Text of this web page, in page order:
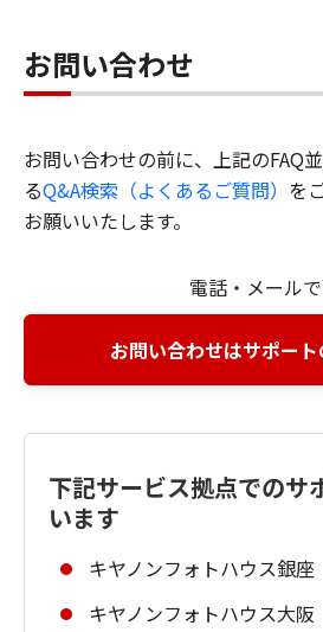
お問い合わせ
お問い合わせの前に、上記のFAQ
るQ&A検索（よくあるご質問） を
お願いいたします。
電話・メール
お問い合わせはサポー
下記サービス拠点でのサ
います
キヤノンフォトハウス銀座
キヤノンフォトハウス大阪